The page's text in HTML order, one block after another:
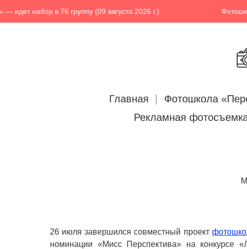
Главная Фотошкола
Рекламная
26 июля завершился совместный проект
номинации «Мисс Перспектива» на конкурсе
в 76 группу (09 августа 2026 г.) Фотошкола